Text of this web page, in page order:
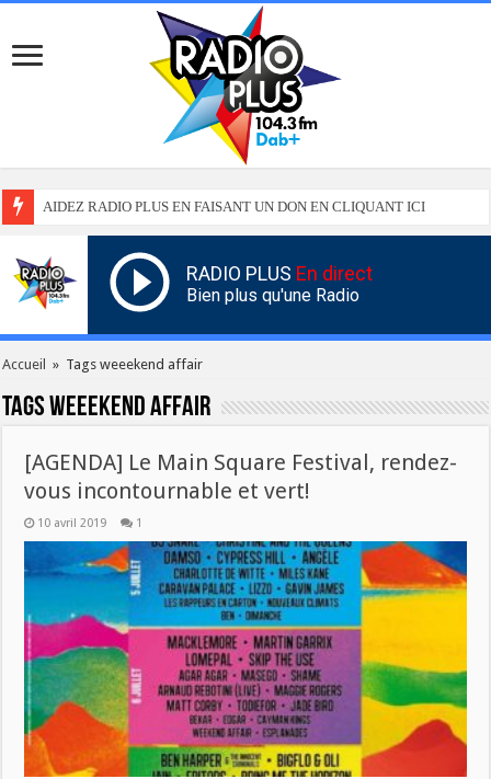
AIDEZ RADIO PLUS EN FAISANT UN DON EN CLIQUANT ICI
RADIO PLUS En direct
Bien plus qu'une Radio
Accueil » Tags weeekend affair
Tagsweeekend affair
[AGENDA] Le Main Square Festival, rendez-
vous incontournable et vert!
10 avril 2019 1